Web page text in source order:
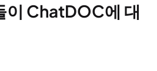
이 ChatDOC에 대